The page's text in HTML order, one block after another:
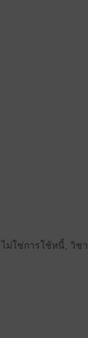
ม่ใช่การใช้หนี้, วิชา